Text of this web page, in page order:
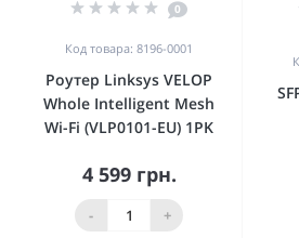
0
Код товара: 8196-0001
Роутер Linksys VELOP
Whole Intelligent Mesh
Wi-Fi (VLP0101-EU) 1PK
4 599 грн.
- +